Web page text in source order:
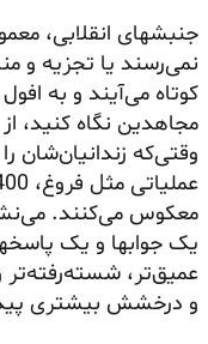
جنبشهای انقلابی،
نمی‌رسند یا تجزیه و
کوتاه می‌آیند و به
مجاهدین نگاه کنید،
وقتی‌که زندانیان‌شان
معکوس می‌کنند.
یک جوابها و یک
عمیق‌تر، شسته‌رفته‌تر
و درخشش بیشتری